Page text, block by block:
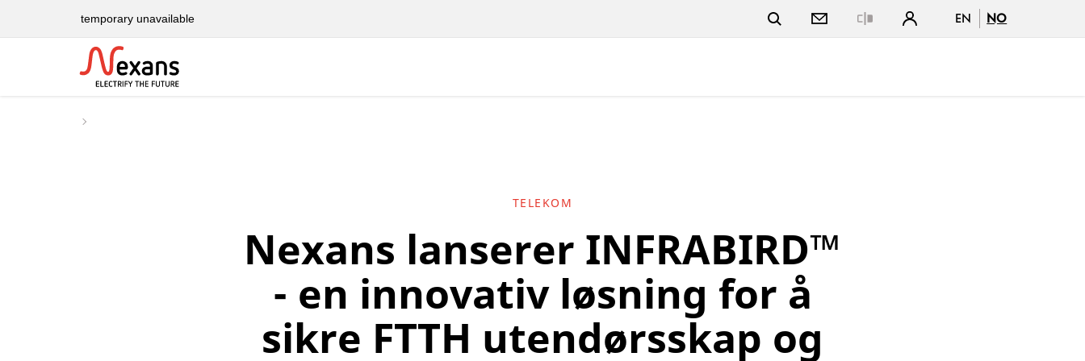
temporary unavailable EN NO
TELEKOM
Nexans lanserer INFRABIRD™
- en innovativ løsning for å
sikre FTTH utendørsskap og